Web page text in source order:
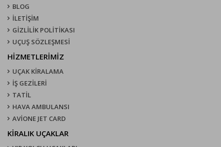
BLOG
İLETİŞİM
GİZLİLİK POLİTİKASI
UÇUŞ SÖZLEŞMESI
HİZMETLERİMİZ
UÇAK KIRALAMA
İŞ GEZİLERİ
TATİL
HAVA AMBULANSI
AVİONE JET CARD
KIRALIK UÇAKLAR